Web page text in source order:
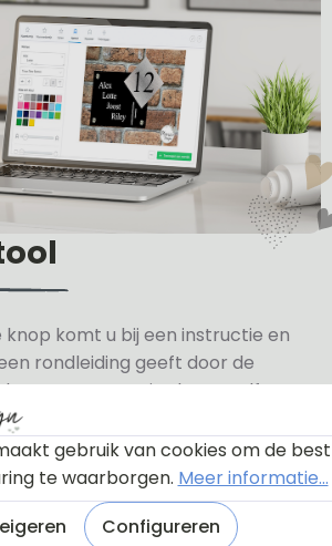
komt u bij een instructie en
rondleiding geeft door de
weet u precies hoe u zelf uw
kunt aanpassen en naar uw
ontwerpen.
gebruik van cookies om de best
te waarborgen. Meer informatie...
Configureren